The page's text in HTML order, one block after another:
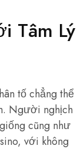
Tâm Lý
tố chẳng thể
Người nghịch
cũng như
với không